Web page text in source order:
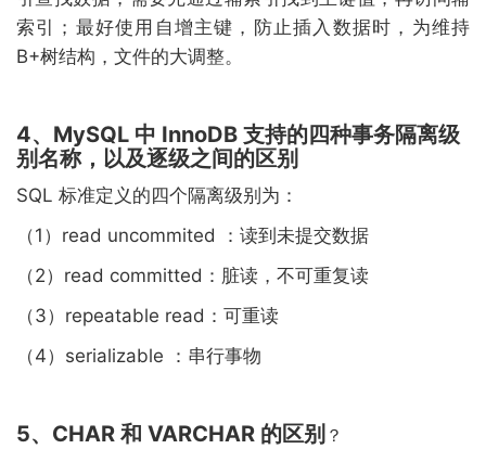
索引；最好使用自增主键，防止插入数据时，为维持
B+树结构，文件的大调整。
4、MySQL 中 InnoDB 支持的四种事务隔离级
别名称，以及逐级之间的区别
SQL 标准定义的四个隔离级别为：
（1）read uncommited ：读到未提交数据
（2）read committed：脏读，不可重复读
（3）repeatable read：可重读
（4）serializable ：串行事物
5、CHAR 和 VARCHAR 的区别 ？